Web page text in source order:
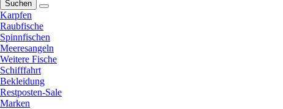
Suchen
Karpfen
Raubfische
Spinnfischen
Meeresangeln
Weitere Fische
Schifffahrt
Bekleidung
Restposten-Sale
Marken